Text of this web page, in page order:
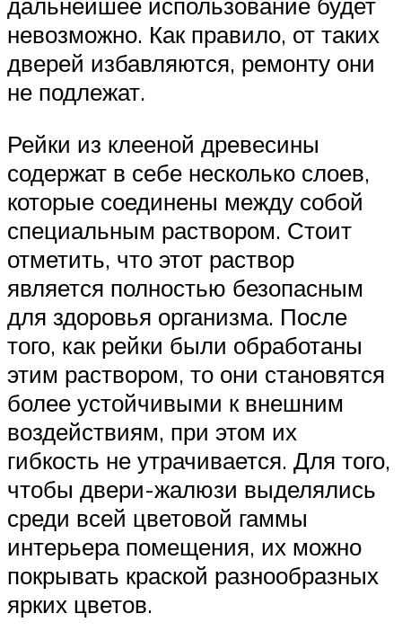
невозможно. Как правило, от таких
дверей избавляются, ремонту они
не подлежат.
Рейки из клееной древесины
содержат в себе несколько слоев,
которые соединены между собой
специальным раствором. Стоит
отметить, что этот раствор
является полностью безопасным
для здоровья организма. После
того, как рейки были обработаны
этим раствором, то они становятся
более устойчивыми к внешним
воздействиям, при этом их
гибкость не утрачивается. Для того,
чтобы двери-жалюзи выделялись
среди всей цветовой гаммы
интерьера помещения, их можно
покрывать краской разнообразных
ярких цветов.